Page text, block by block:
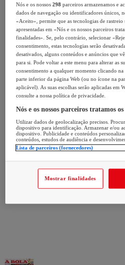
Nós e os nossos298 parceiros armazenamos e
dados de navegação ou identificadores únicos,
«Aceito», permite que as tecnologias de rastreio
apresentadas em «Nós e os nossos parceiros
finalidades». Se, pelo contrário, selecionar
consentimento, estas tecnologias serão
desativados, alguns conteúdos e anúncios que
para si. Pode voltar a este menu para alterar as
consentimento a qualquer momento clicando
parte inferior da página Web (ou no ícone na
aplicável). As suas escolhas serão aplicadas em
consulte a nossa política de privacidade.
Nós e os nossos parceiros tratamos
Utilizar dados de geolocalização precisos.
dispositivo para identificação. Armazenar e/ou
dispositivo. Publicidade e conteúdos
conteúdos, estudos de audiência e
Lista de parceiros (fornecedores)
Mostrar finalidades